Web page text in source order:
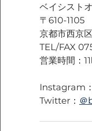
ベイシスト
〒610-1105
京都市西京
TEL/FAX
営業時間：
Instagram：
Twitter： ＠